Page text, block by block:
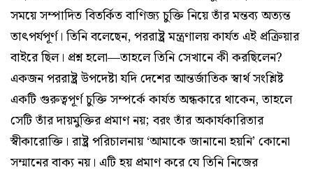
সময়ে সম্পাদিত বিতর্কিত বাণিজ্য চুক্তি নিয়ে তাঁর মন্তব্য অত্যন্ত
তাৎপর্যপূর্ণ। তিনি বলেছেন, পররাষ্ট্র মন্ত্রণালয় কার্যত এই প্রক্রিয়ার
বাইরে ছিল। প্রশ্ন হলো—তাহলে তিনি সেখানে কী করছিলেন?
একজন পররাষ্ট্র উপদেষ্টা যদি দেশের আন্তর্জাতিক স্বার্থ সংশ্লিষ্ট
একটি গুরুত্বপূর্ণ চুক্তি সম্পর্কে কার্যত অন্ধকারে থাকেন, তাহলে
সেটি তাঁর দায়মুক্তির প্রমাণ নয়; বরং তাঁর অকার্যকারিতার
স্বীকারোক্তি। রাষ্ট্র পরিচালনায় ‘আমাকে জানানো হয়নি’ কোনো
সম্মানের বাক্য নয়। এটি হয় প্রমাণ করে যে তিনি নিজের